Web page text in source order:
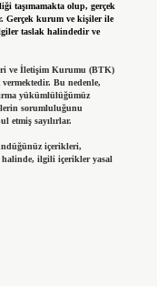
taşımamakta olup, gerçek
Gerçek kurum ve kişiler ile
taslak halindedir ve
ve İletişim Kurumu (BTK)
vermektedir. Bu nedenle,
yükümlülüğümüz
sorumluluğunu
etmiş sayılırlar.
içerikleri,
ilgili içerikler yasal